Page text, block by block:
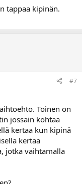
tappaa kipinän.
#7
Toinen on
jossain kohtaa
kertaa kun kipinä
kertaa
jotka vaihtamalla